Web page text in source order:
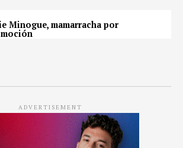
Minogue, mamarracha por
ADVERTISEMENT